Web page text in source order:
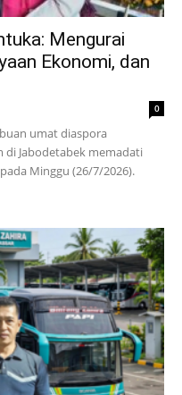
Mengurai
Ekonomi, dan
0
umat diaspora
di Jabodetabek memadati
Minggu (26/7/2026).